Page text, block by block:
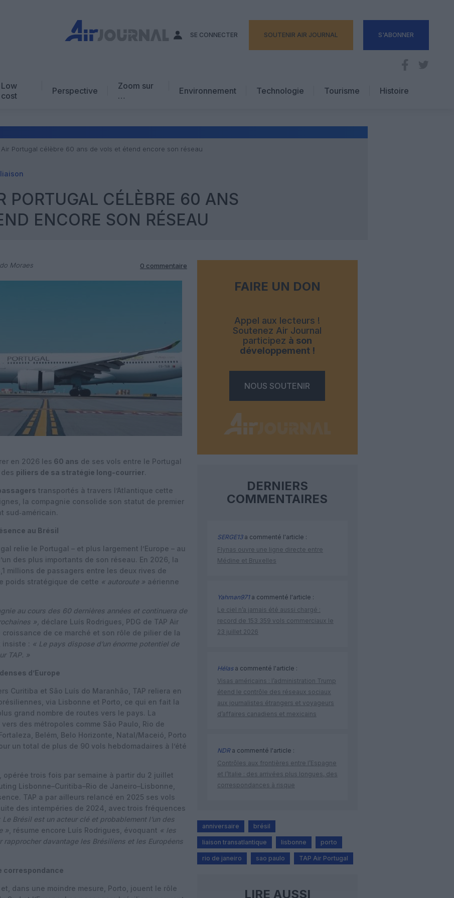
SE CONNECTER SOUTENIR AIR JOURNAL S'ABONNER
Low
cost
Perspective
Zoom sur
…
Avis d’expert
Environnement Technologie
Tourisme
Hôtellerie
Histoire
Air Portugal célèbre 60 ans de vols et étend encore son réseau
PORTUGAL CÉLÈBRE 60 ANS
ENCORE SON RÉSEAU
Moraes 0 commentaire
en 2026 les 60 ans de ses vols entre le Portugal
des piliers de sa stratégie long-courrier.
transportés à travers l’Atlantique cette
la compagnie consolide son statut de premier
sud‑américain.
au Brésil
relie le Portugal – et plus largement l’Europe – au
des plus importants de son réseau. En 2026, la
millions de passagers entre les deux rives de
poids stratégique de cette « autoroute » aérienne
au cours des 60 dernières années et continuera de
», déclare Luís Rodrigues, PDG de TAP Air
de ce marché et son rôle de pilier de la
insiste : « Le pays dispose d’un énorme potentiel de
TAP. »
d’Europe
Curitiba et São Luís do Maranhão, TAP reliera en
via Lisbonne et Porto, ce qui en fait la
grand nombre de routes vers le pays. La
des métropoles comme São Paulo, Rio de
Belém, Belo Horizonte, Natal/Maceió, Porto
un total de plus de 90 vols hebdomadaires à l’été
trois fois par semaine à partir du 2 juillet
Lisbonne–Curitiba–Rio de Janeiro–Lisbonne,
TAP a par ailleurs relancé en 2025 ses vols
des intempéries de 2024, avec trois fréquences
Le Brésil est un acteur clé et probablement l’un des
» , résume encore Luís Rodrigues, évoquant « les
davantage les Brésiliens et les Européens
correspondance
dans une moindre mesure, Porto, jouent le rôle
FAIRE UN DON
Appel aux lecteurs !
Soutenez Air Journal
participez à son
développement !
NOUS SOUTENIR
DERNIERS
COMMENTAIRES
SERGE13a commenté l'article :
Flynas ouvre une ligne directe entre
Médine et Bruxelles
Yahman971a commenté l'article :
Le ciel n’a jamais été aussi chargé :
record de 153 359 vols commerciaux le
23 juillet 2026
Hélasa commenté l'article :
Visas américains : l’administration Trump
étend le contrôle des réseaux sociaux
aux journalistes étrangers et voyageurs
d’affaires canadiens et mexicains
NDRa commenté l'article :
Contrôles aux frontières entre l’Espagne
et l’Italie : des arrivées plus longues, des
correspondances à risque
anniversaire brésil
liaison transatlantique lisbonne porto
rio de janeiro sao paulo TAP Air Portugal
LIRE AUSSI